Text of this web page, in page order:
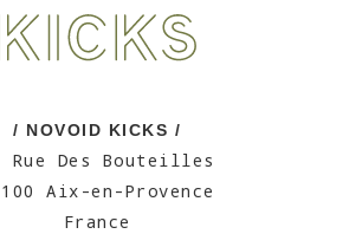
/ NOVOID KICKS /
Rue Des Bouteilles
Aix-en-Provence
France